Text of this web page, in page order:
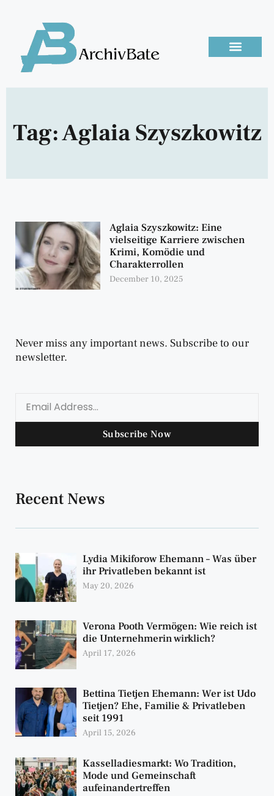
Tag: Aglaia Szyszkowitz
Aglaia Szyszkowitz: Eine
vielseitige Karriere zwischen
Krimi, Komödie und
Charakterrollen
December 10, 2025
Never miss any important news. Subscribe to our
newsletter.
Subscribe Now
Recent News
Lydia Mikiforow Ehemann – Was über
ihr Privatleben bekannt ist
May 20, 2026
Verona Pooth Vermögen: Wie reich ist
die Unternehmerin wirklich?
April 17, 2026
Bettina Tietjen Ehemann: Wer ist Udo
Tietjen? Ehe, Familie & Privatleben
seit 1991
April 15, 2026
Kasselladiesmarkt: Wo Tradition,
Mode und Gemeinschaft
aufeinandertreffen